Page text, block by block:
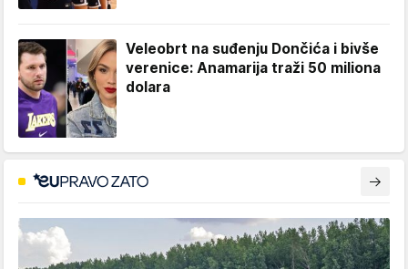
Veleobrt na suđenju Dončića i bivše
verenice: Anamarija traži 50 miliona
dolara